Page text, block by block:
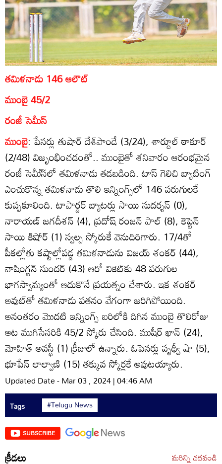
తమిళనాడు 146 ఆలౌట్‌
ముంబై 45/2
రంజీ సెమీస్‌
ముంబై: పేసర్లు తుషార్‌ దేశ్‌పాండే (3/24), శార్దూల్‌ ఠాకూర్‌
(2/48) విజృంభించడంతో.. ముంబైతో శనివారం ఆరంభమైన
రంజీ సెమీ్‌సలో తమిళనాడు తడబడింది. టాస్‌ గెలిచి బ్యాటింగ్‌
ఎంచుకొన్న తమిళనాడు తొలి ఇన్నింగ్స్‌లో 146 పరుగులకే
కుప్పకూలింది. టాపార్డర్‌ బ్యాటర్లు సాయి సుదర్శన్‌ (0),
నారాయణ్‌ జగదీశన్‌ (4), ప్రదోష్‌ రంజన్‌ పాల్‌ (8), కెప్టెన్‌
సాయి కిషోర్‌ (1) స్వల్ప స్కోరుకే వెనుదిరిగారు. 17/4తో
పీకల్లోతు కష్టాల్లోపడ్డ తమిళనాడును విజయ్‌ శంకర్‌ (44),
వాషింగ్టన్‌ సుందర్‌ (43) ఆరో వికెట్‌కు 48 పరుగుల
భాగస్వామ్యంతో ఆదుకొనే ప్రయత్నం చేశారు. ఇక శంకర్‌
అవుట్‌తో తమిళనాడు పతనం వేగంగా జరిగిపోయింది.
అనంతరం మొదటి ఇన్నింగ్స్‌ బరిలోకి దిగిన ముంబై తొలిరోజు
ఆట ముగిసేసరికి 45/2 స్కోరు చేసింది. ముషీర్‌ ఖాన్‌ (24),
మోహిత్‌ అవస్థీ (1) క్రీజులో ఉన్నారు. ఓపెనర్లు పృథ్వీ షా (5),
భూపేన్‌ లాల్వాణి (15) తక్కువ స్కోర్లకే అవుటయ్యారు.
Updated Date - Mar 03 , 2024 | 04:46 AM
Tags #Telugu News
SUBSCRIBE
క్రీడలు మరిన్ని చదవండి